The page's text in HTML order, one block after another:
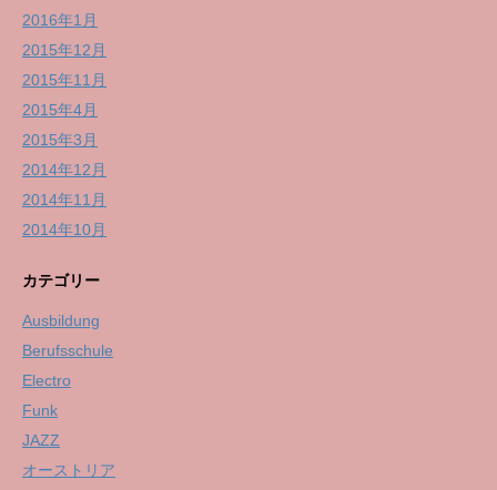
2016年1月
2015年12月
2015年11月
2015年4月
2015年3月
2014年12月
2014年11月
2014年10月
カテゴリー
Ausbildung
Berufsschule
Electro
Funk
JAZZ
オーストリア